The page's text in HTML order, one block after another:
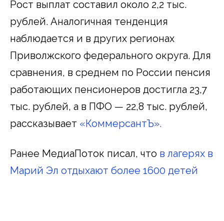
Рост выплат составил около 2,2 тыс.
рублей. Аналогичная тенденция
наблюдается и в других регионах
Приволжского федерального округа. Для
сравнения, в среднем по России пенсия
работающих пенсионеров достигла 23,7
тыс. рублей, а в ПФО — 22,8 тыс. рублей,
рассказывает «КоммерсантЪ».
Ранее МедиаПоток писал, что в лагерях в
Марий Эл отдыхают более 1600 детей